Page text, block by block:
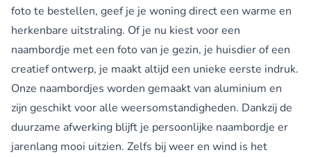
foto te bestellen, geef je je woning direct een warme en
herkenbare uitstraling. Of je nu kiest voor een
naambordje met een foto van je gezin, je huisdier of een
creatief ontwerp, je maakt altijd een unieke eerste indruk.
Onze naambordjes worden gemaakt van aluminium en
zijn geschikt voor alle weersomstandigheden. Dankzij de
duurzame afwerking blijft je persoonlijke naambordje er
jarenlang mooi uitzien. Zelfs bij weer en wind is het